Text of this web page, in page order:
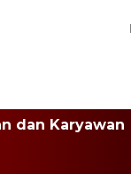
dan Karyawan